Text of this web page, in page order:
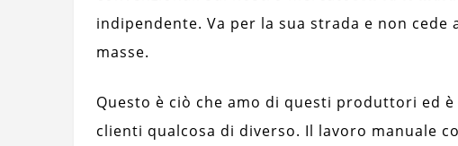
indipendente. Va per la sua strada e non
masse.
Questo è ciò che amo di questi produttori ed
clienti qualcosa di diverso. Il lavoro manuale